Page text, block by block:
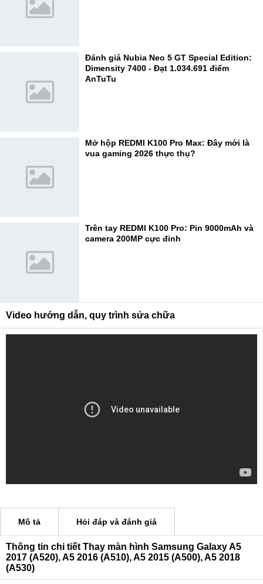
Đánh giá Nubia Neo 5 GT Special Edition:
Dimensity 7400 - Đạt 1.034.691 điểm
AnTuTu
Mở hộp REDMI K100 Pro Max: Đây mới là
vua gaming 2026 thực thụ?
Trên tay REDMI K100 Pro: Pin 9000mAh và
camera 200MP cực đỉnh
Video hướng dẫn, quy trình sửa chữa
Mô tả Hỏi đáp và đánh giá
Thông tin chi tiết Thay màn hình Samsung Galaxy A5
2017 (A520), A5 2016 (A510), A5 2015 (A500), A5 2018
(A530)